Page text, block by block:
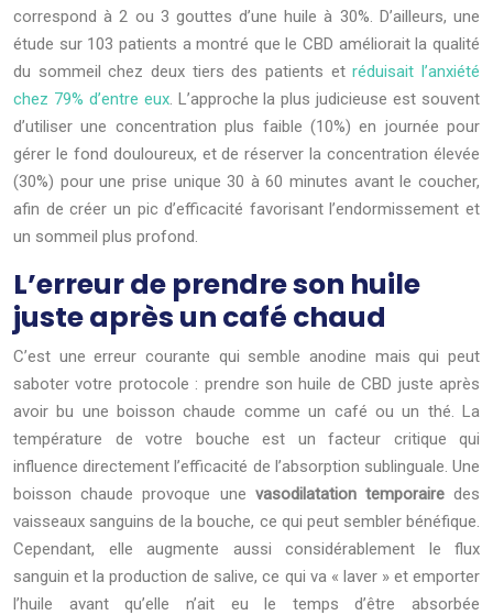
correspond à 2 ou 3 gouttes d’une huile à 30%. D’ailleurs, une
étude sur 103 patients a montré que le CBD améliorait la qualité
du sommeil chez deux tiers des patients etréduisait l’anxiété
chez 79% d’entre eux. L’approche la plus judicieuse est souvent
d’utiliser une concentration plus faible (10%) en journée pour
gérer le fond douloureux, et de réserver la concentration élevée
(30%) pour une prise unique 30 à 60 minutes avant le coucher,
afin de créer un pic d’efficacité favorisant l’endormissement et
un sommeil plus profond.
L’erreur de prendre son huile
juste après un café chaud
C’est une erreur courante qui semble anodine mais qui peut
saboter votre protocole : prendre son huile de CBD juste après
avoir bu une boisson chaude comme un café ou un thé. La
température de votre bouche est un facteur critique qui
influence directement l’efficacité de l’absorption sublinguale. Une
boisson chaude provoque une vasodilatation temporairedes
vaisseaux sanguins de la bouche, ce qui peut sembler bénéfique.
Cependant, elle augmente aussi considérablement le flux
sanguin et la production de salive, ce qui va « laver » et emporter
l’huile avant qu’elle n’ait eu le temps d’être absorbée